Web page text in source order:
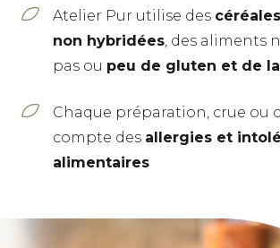
Atelier Pur utilise des
non hybridées, des aliments
pas ou peu de gluten et de
Chaque préparation, crue ou
compte des allergies et
alimentaires